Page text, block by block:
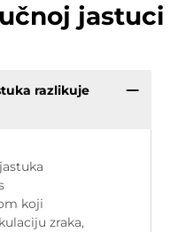
jastuci
razlikuje
koji
zraka,